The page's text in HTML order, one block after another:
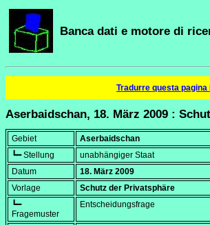
Banca dati e motore di
Tradurre questa pagina
Aserbaidschan, 18. März 2009 :
Gebiet
Aserbaidschan
┗━ Stellung
unabhängiger Staat
Datum
18. März 2009
Vorlage
Schutz der Privatsphäre
┗━
Fragemuster
Entscheidungsfrage